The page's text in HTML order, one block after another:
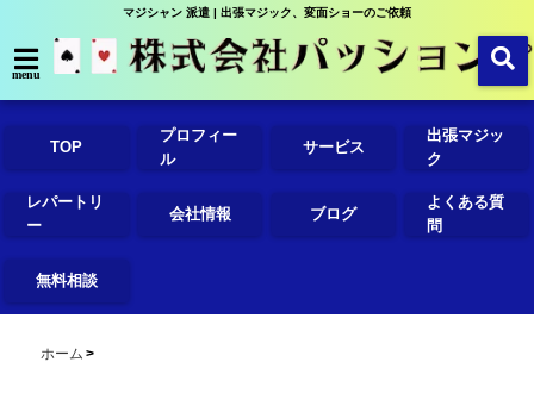
マジシャン 派遣 | 出張マジック、変面ショーのご依頼
menu
TOP
プロフィー
ル
サービス
出張マジッ
ク
レパートリ
ー
会社情報 ブログ
よくある質
問
無料相談
ホーム